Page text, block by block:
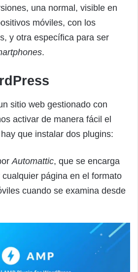
una normal, visible en
móviles, con los
y otra específica para ser
.
sitio web gestionado con
activar de manera fácil el
que instalar dos plugins:
Automattic, que se encarga
página en el formato
cuando se examina desde